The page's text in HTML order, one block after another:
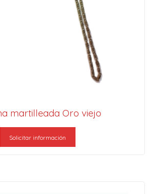
martilleada Oro viejo
Solicitar información